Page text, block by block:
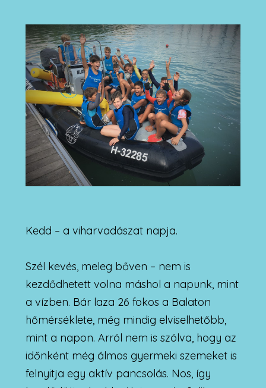
Kedd – a viharvadászat napja.
Szél kevés, meleg bőven – nem is
kezdődhetett volna máshol a napunk, mint
a vízben. Bár laza 26 fokos a Balaton
hőmérséklete, még mindig elviselhetőbb,
mint a napon. Arról nem is szólva, hogy az
időnként még álmos gyermeki szemeket is
felnyitja egy aktív pancsolás. Nos, így